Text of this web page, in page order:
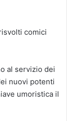
comici
al servizio dei
nuovi potenti
umoristica il